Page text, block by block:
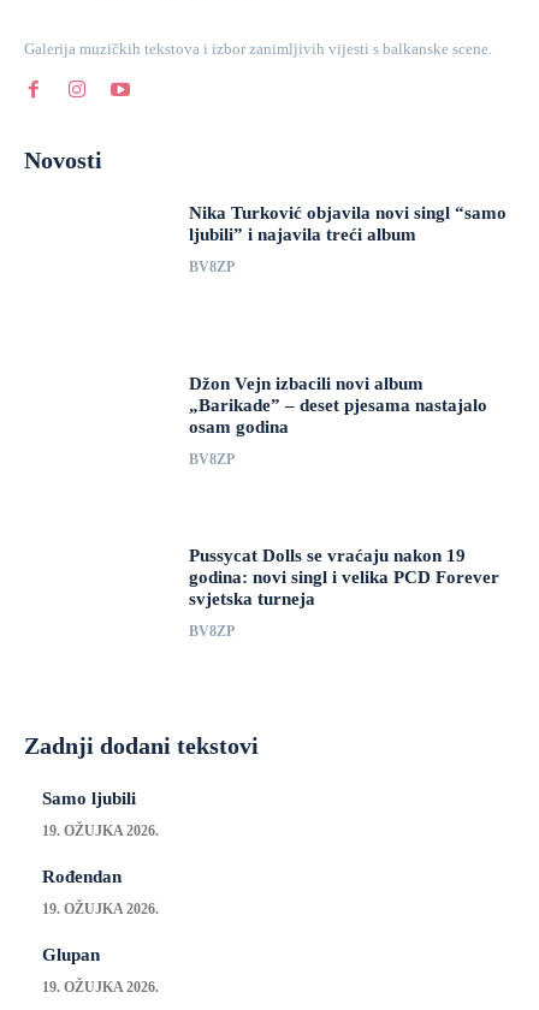
Galerija muzičkih tekstova i izbor zanimljivih vijesti s balkanske scene.
Novosti
Nika Turković objavila novi singl “samo
ljubili” i najavila treći album
BV8ZP
Džon Vejn izbacili novi album
„Barikade” – deset pjesama nastajalo
osam godina
BV8ZP
Pussycat Dolls se vraćaju nakon 19
godina: novi singl i velika PCD Forever
svjetska turneja
BV8ZP
Zadnji dodani tekstovi
Samo ljubili
19. OŽUJKA 2026.
Rođendan
19. OŽUJKA 2026.
Glupan
19. OŽUJKA 2026.